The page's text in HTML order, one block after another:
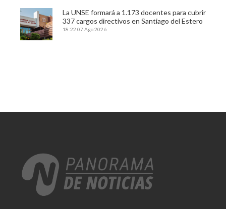
La UNSE formará a 1.173 docentes para cubrir
337 cargos directivos en Santiago del Estero
18:22 07 Ago 2026